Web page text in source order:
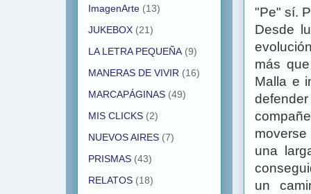
"Pe" sí.
Desde
más
Malla e
una
un
ImagenArte (13)
JUKEBOX (21)
LA LETRA PEQUEÑA (9)
MANERAS DE VIVIR (16)
MARCAPÁGINAS (49)
MIS CLICKS (2)
NUEVOS AIRES (7)
PRISMAS (43)
RELATOS (18)